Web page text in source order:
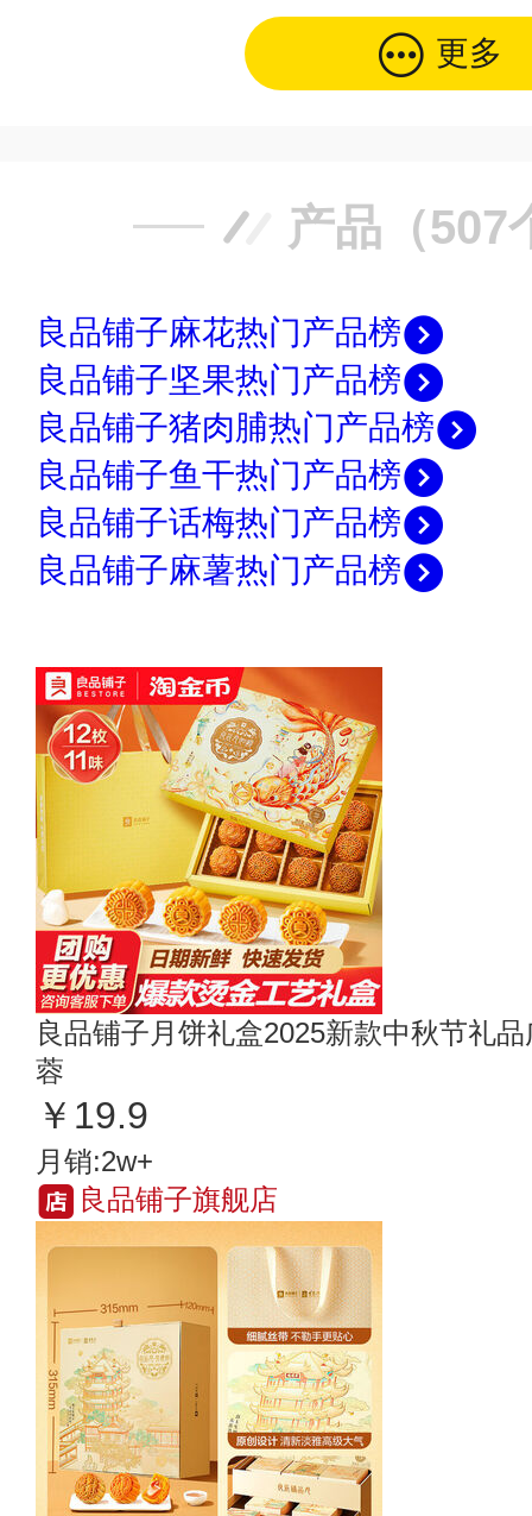
更多
产品（507
良品铺子麻花热门产品榜
良品铺子坚果热门产品榜
良品铺子猪肉脯热门产品榜
良品铺子鱼干热门产品榜
良品铺子话梅热门产品榜
良品铺子麻薯热门产品榜
良品铺子月饼礼盒2025新款中秋节礼
蓉
￥19.9
月销:2w+
良品铺子旗舰店